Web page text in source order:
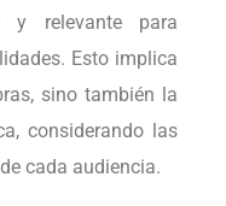
y relevante para
Esto implica
sino también la
considerando las
cada audiencia.